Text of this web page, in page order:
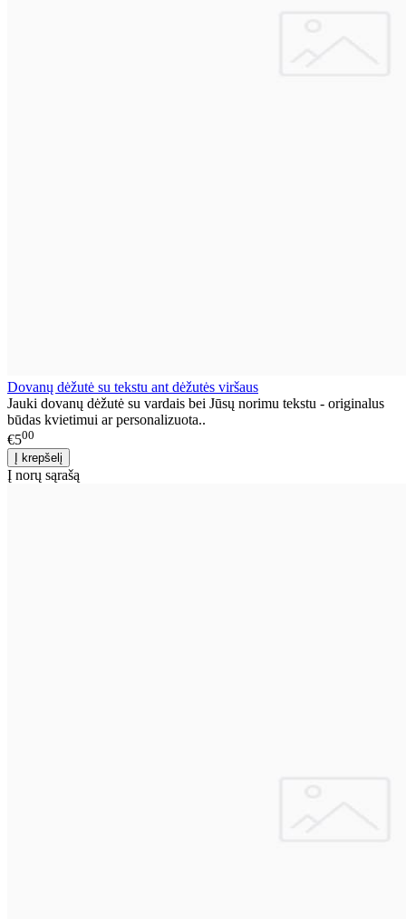
Dovanų dėžutė su tekstu ant dėžutės viršaus
Jauki dovanų dėžutė su vardais bei Jūsų norimu tekstu - originalus
būdas kvietimui ar personalizuota..
€500
Į norų sąrašą